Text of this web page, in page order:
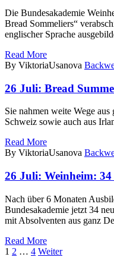
Die Bundesakademie
Bread Sommeliers“
englischer Sprache
Read More
By ViktoriaUsanova
26 Juli: Bread
Sie nahmen weite Wege
Schweiz sowie auch aus
Read More
By ViktoriaUsanova
26 Juli: Weinheim: 34
Nach über 6 Monaten
Bundesakademie jetzt 34
mit Absolventen aus ganz
Read More
1 2 … 4 Weiter